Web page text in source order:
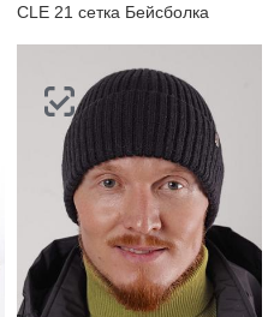
CLE 21 сетка Бейсболка